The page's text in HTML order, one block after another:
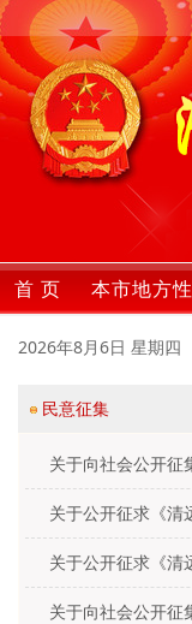
首 页 本市地方
2026年8月6日 星期四
民意征集
关于向社会公开征
关于公开征求《清
关于公开征求《清
关于向社会公开征